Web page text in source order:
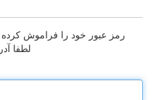
رمز عبور خود را فراموش کرده
لطفا